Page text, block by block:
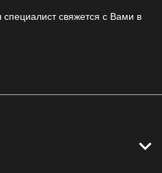
свяжется с Вами в